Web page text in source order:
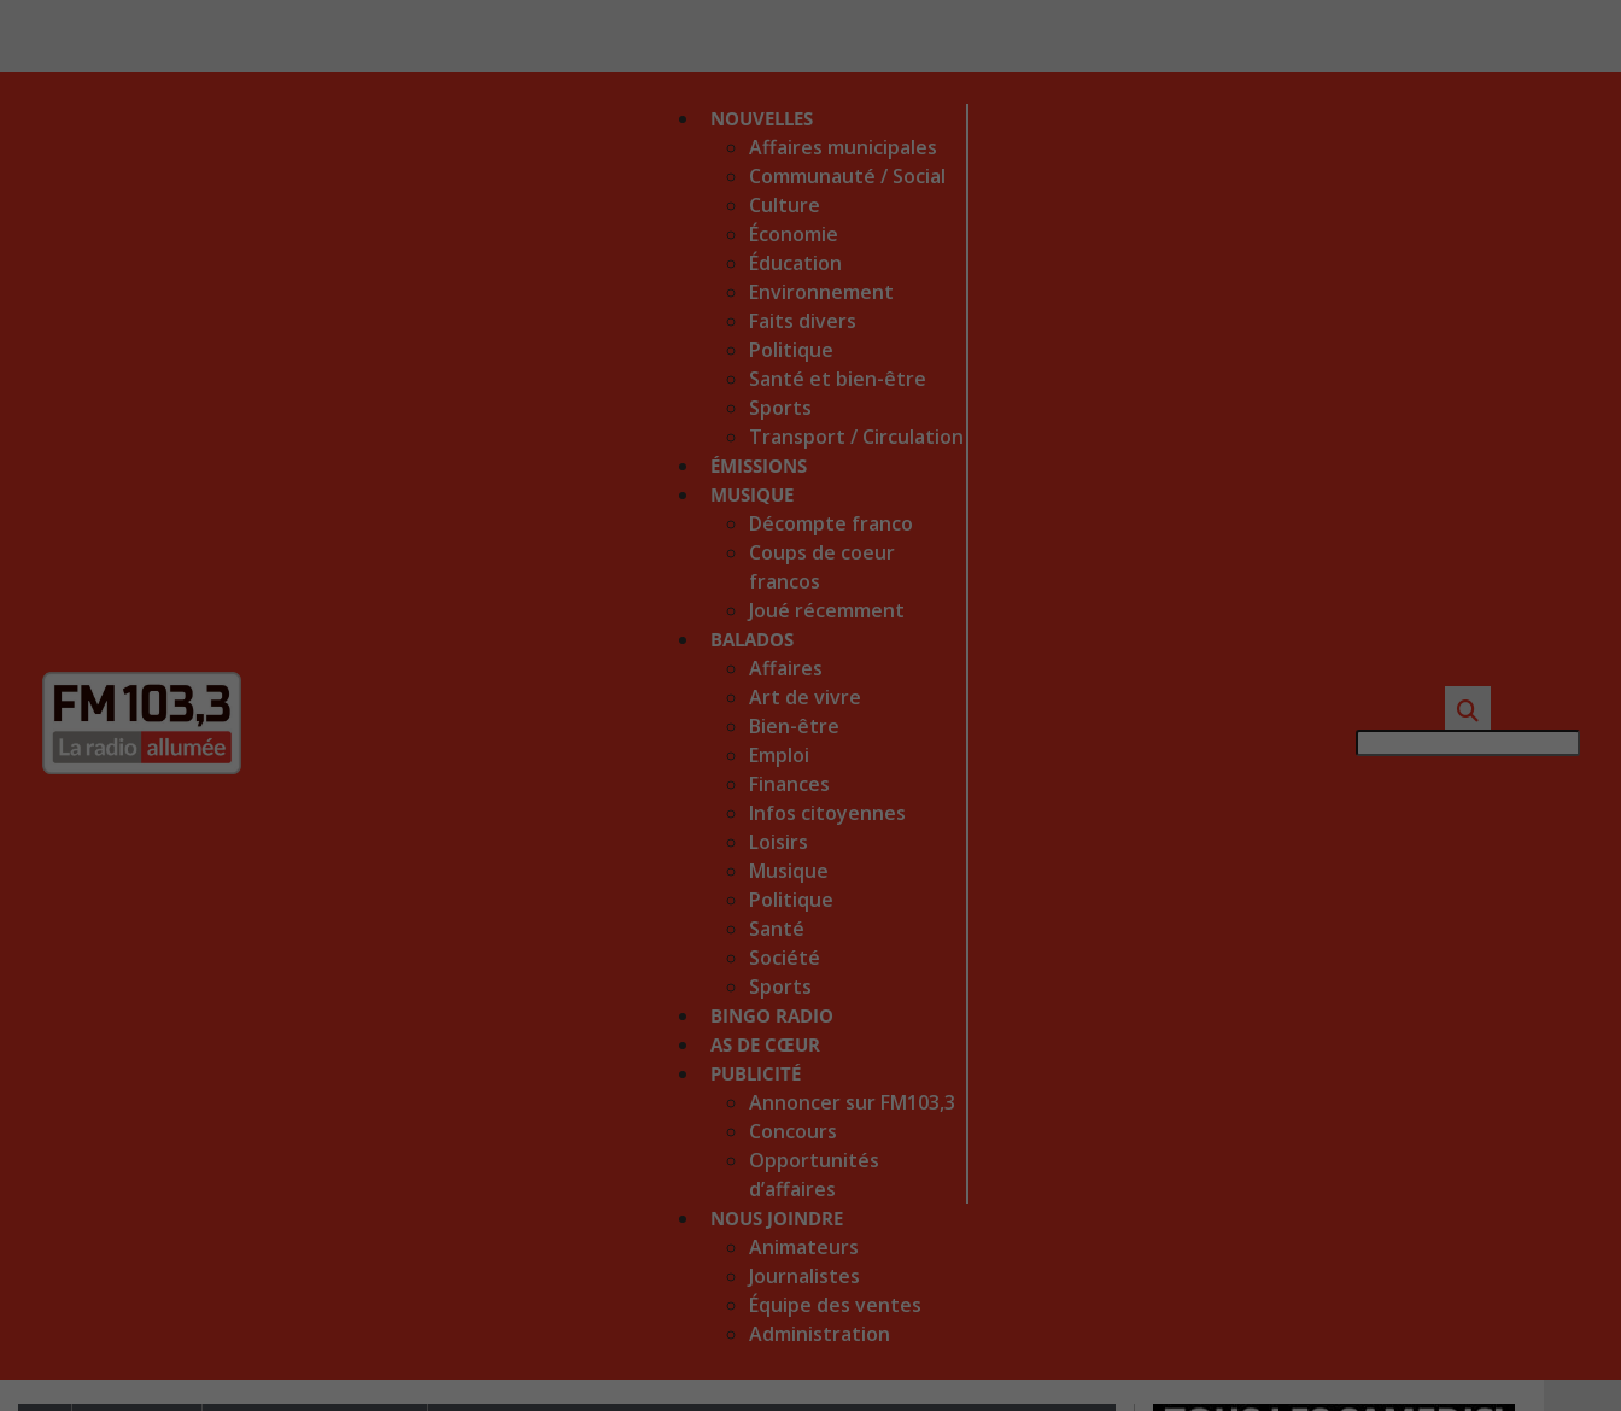
NOUVELLES
Affaires municipales
Communauté / Social
Culture
Économie
Éducation
Environnement
Faits divers
Politique
Santé et bien-être
Sports
Transport / Circulation
ÉMISSIONS
MUSIQUE
Décompte franco
Coups de coeur
francos
Joué récemment
BALADOS
Affaires
Art de vivre
Bien-être
Emploi
Finances
Infos citoyennes
Loisirs
Musique
Politique
Santé
Société
Sports
BINGO RADIO
AS DE CŒUR
PUBLICITÉ
Annoncer sur FM103,3
Concours
Opportunités
d’affaires
NOUS JOINDRE
Animateurs
Journalistes
Équipe des ventes
Administration